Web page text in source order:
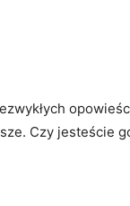
Czy jesteście